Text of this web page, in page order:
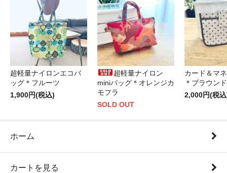
超軽量ナイロンエコバ
ッグ＊フルーツ
1,900円(税込)
超軽量ナイロン
miniバッグ＊オレンジカ
モフラ
SOLD OUT
カード＆マ
＊ブラウン
2,000円(税
ホーム
カートを見る